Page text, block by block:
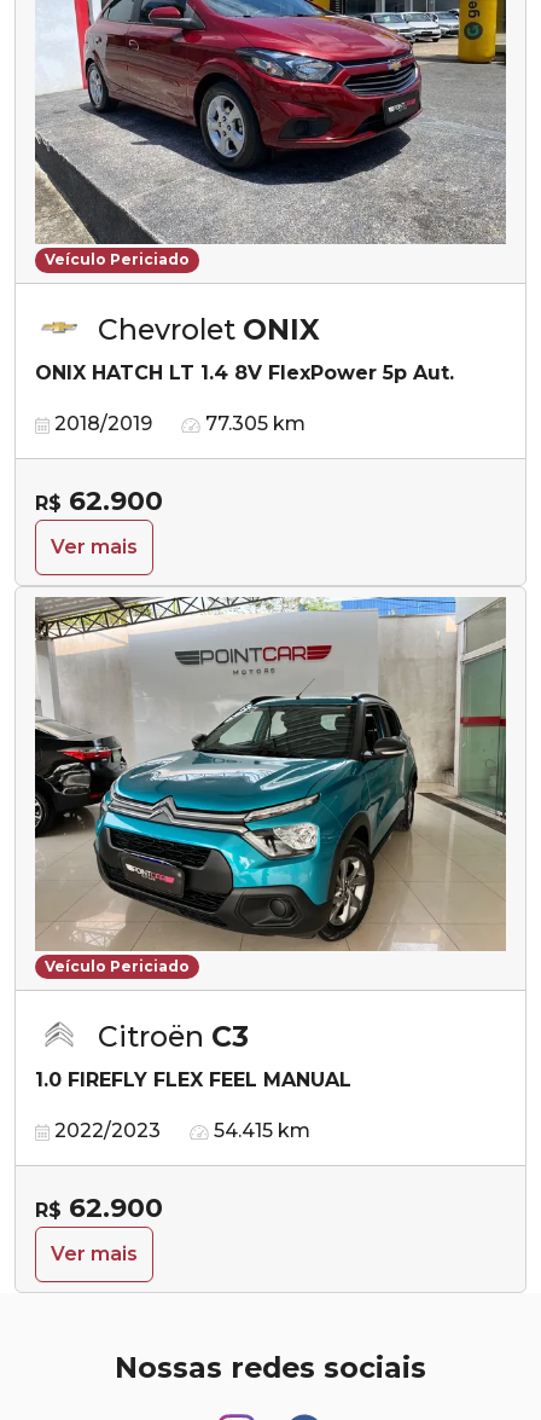
Veículo Periciado
Chevrolet ONIX
ONIX HATCH LT 1.4 8V FlexPower 5p Aut.
2018/2019 77.305 km
R$ 62.900
Ver mais
Veículo Periciado
Citroën C3
1.0 FIREFLY FLEX FEEL MANUAL
2022/2023 54.415 km
R$ 62.900
Ver mais
Nossas redes sociais